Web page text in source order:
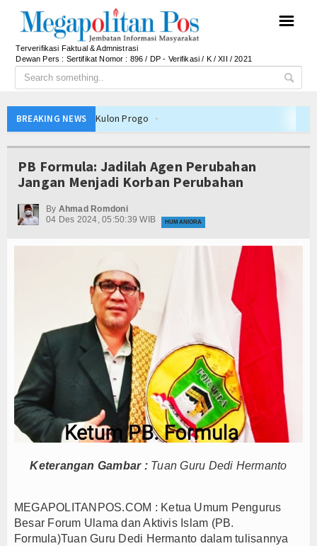
☰
Terverifikasi Faktual & Admnistrasi
Dewan Pers : Sertifikat Nomor : 896 / DP - Verifikasi / K / XII / 2021
BREAKING NEWS
ke Kulon Progo
dan Berani Kritik
2026, Dana Tetap Aman
Juara Piala Presiden 2026
Pemkab Barito Utara Kaji Tiru Tata Kelola
Kelurahan se-Kalteng 2026
Tata Kelola dan Pelayanan Publik
dan Berani Kritik
Bupati Beri Penjelasan
2026, Dana Tetap Aman
Rincian Anggarannya
Solid dan Bermartabat
Tata Kelola dan Pelayanan Publik
dan Berani Kritik
PB Formula: Jadilah Agen Perubahan
Jangan Menjadi Korban Perubahan
By Ahmad Romdoni
04 Des 2024, 05:50:39 WIB
HUMANIORA
Keterangan Gambar :Tuan Guru Dedi Hermanto
MEGAPOLITANPOS.COM : Ketua Umum Pengurus
Besar Forum Ulama dan Aktivis Islam (PB.
Formula)Tuan Guru Dedi Hermanto dalam tulisannya